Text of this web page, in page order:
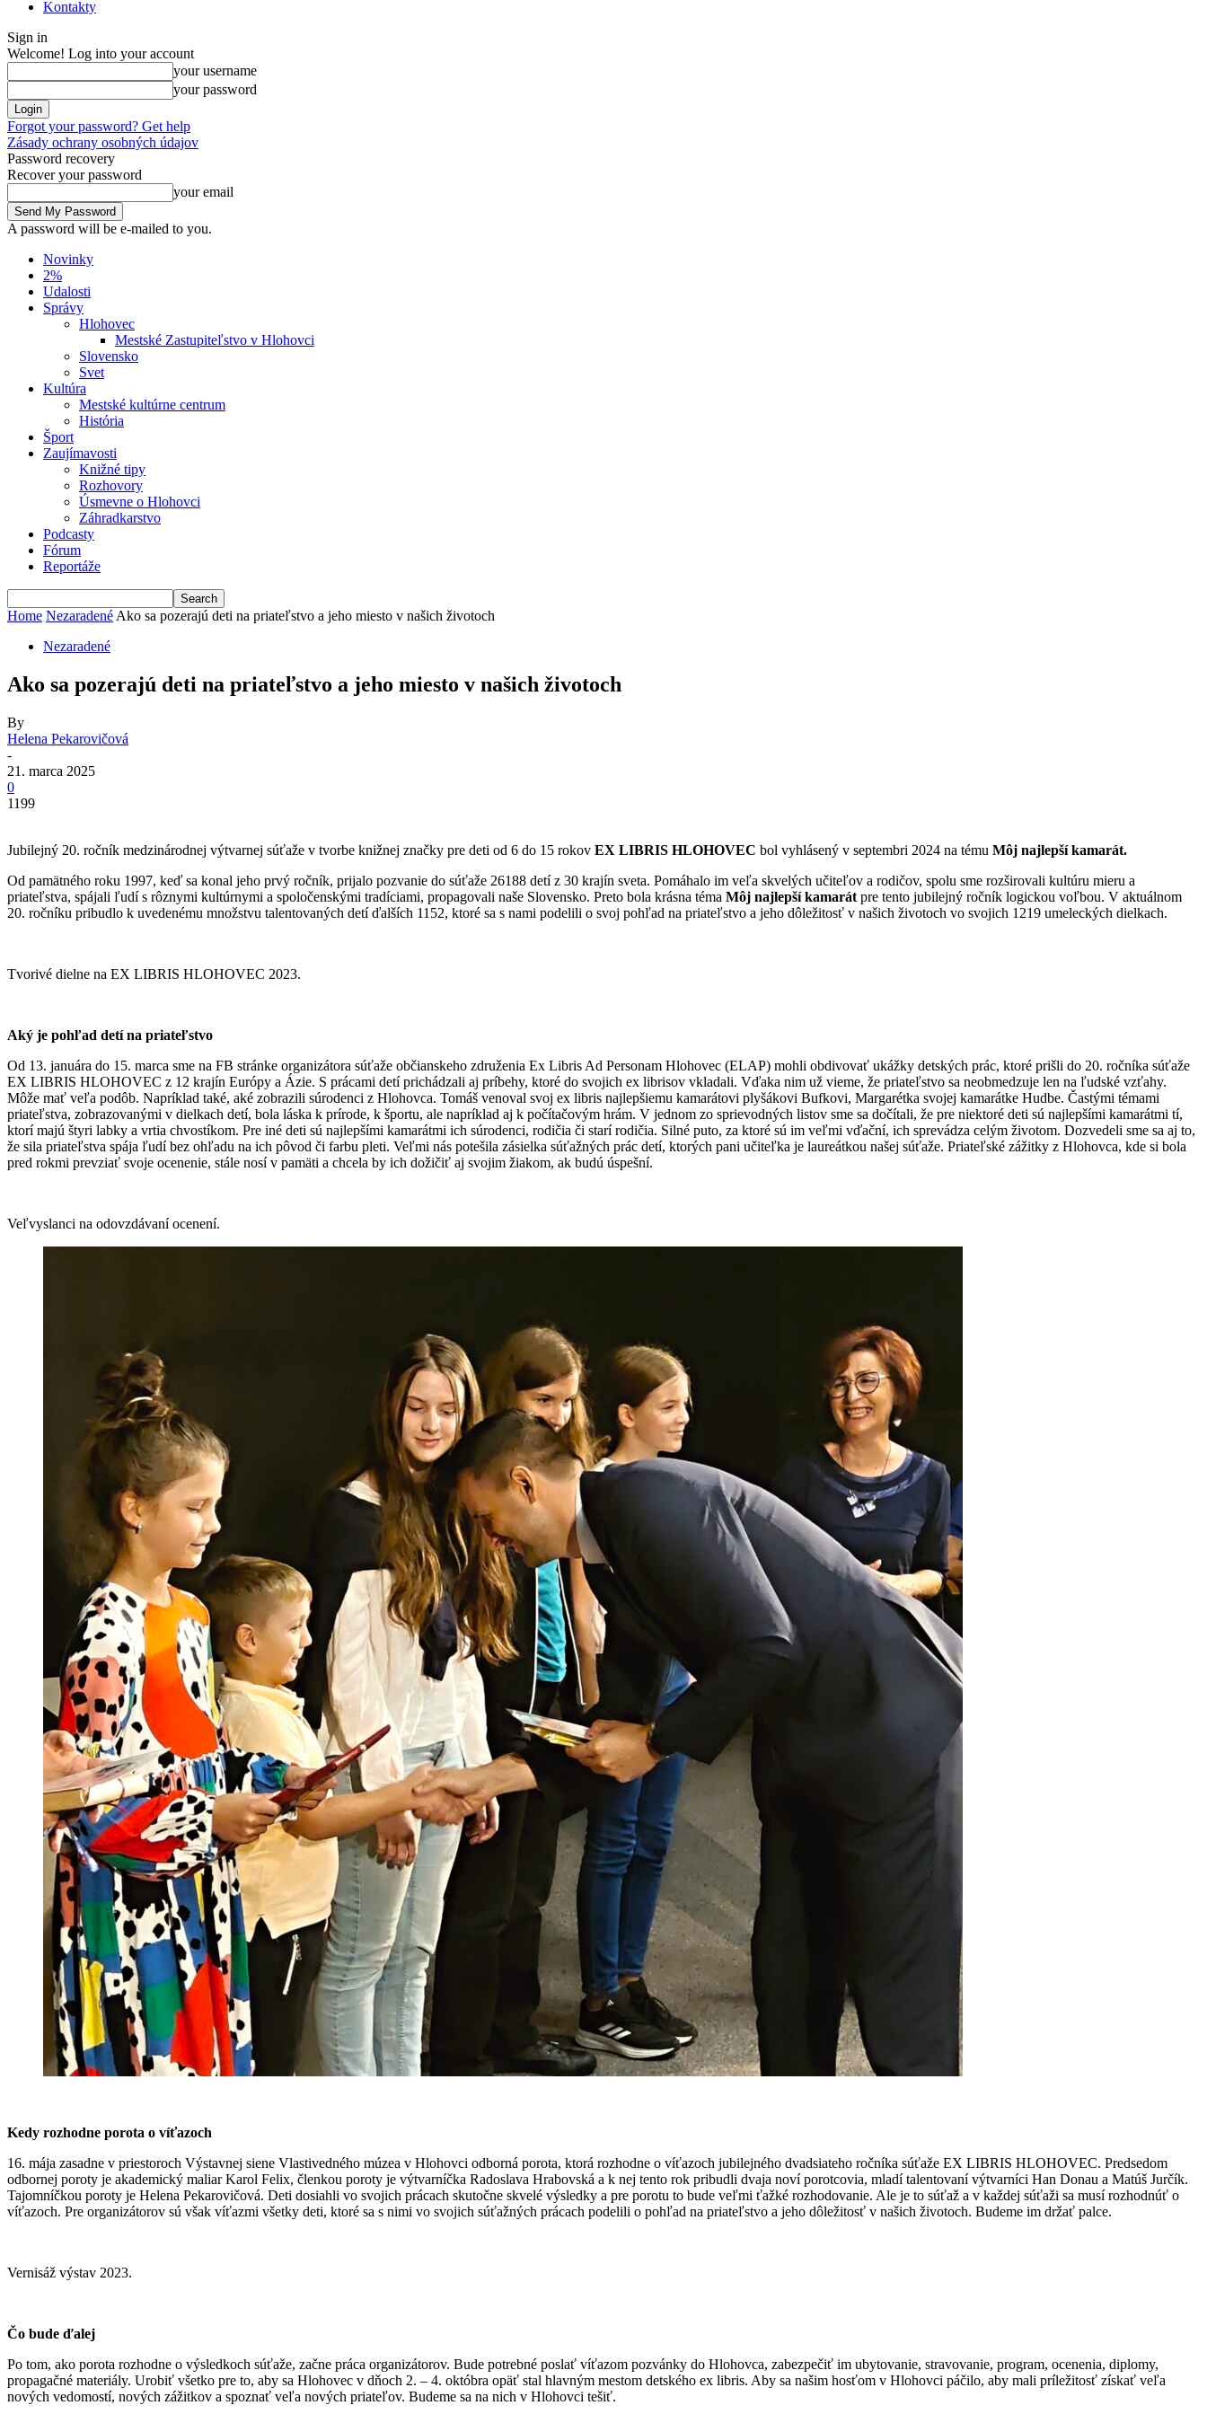
Kontakty
Sign in
Welcome! Log into your account
your username
your password
Forgot your password? Get help
Zásady ochrany osobných údajov
Password recovery
Recover your password
your email
A password will be e-mailed to you.
Novinky
2%
Udalosti
Správy
Hlohovec
Mestské Zastupiteľstvo v Hlohovci
Slovensko
Svet
Kultúra
Mestské kultúrne centrum
História
Šport
Zaujímavosti
Knižné tipy
Rozhovory
Úsmevne o Hlohovci
Záhradkarstvo
Podcasty
Fórum
Reportáže
Home Nezaradené Ako sa pozerajú deti na priateľstvo a jeho miesto v našich životoch
Nezaradené
Ako sa pozerajú deti na priateľstvo a jeho miesto v našich životoch
By
Helena Pekarovičová
-
21. marca 2025
0
1199
Jubilejný 20. ročník medzinárodnej výtvarnej súťaže v tvorbe knižnej značky pre deti od 6 do 15 rokov EX LIBRIS HLOHOVEC bol vyhlásený v septembri 2024 na tému Môj najlepší kamarát.
Od pamätného roku 1997, keď sa konal jeho prvý ročník, prijalo pozvanie do súťaže 26188 detí z 30 krajín sveta. Pomáhalo im veľa skvelých učiteľov a rodičov, spolu sme rozširovali kultúru mieru a
priateľstva, spájali ľudí s rôznymi kultúrnymi a spoločenskými tradíciami, propagovali naše Slovensko. Preto bola krásna téma Môj najlepší kamarát pre tento jubilejný ročník logickou voľbou. V aktuálnom
20. ročníku pribudlo k uvedenému množstvu talentovaných detí ďalších 1152, ktoré sa s nami podelili o svoj pohľad na priateľstvo a jeho dôležitosť v našich životoch vo svojich 1219 umeleckých dielkach.
Tvorivé dielne na EX LIBRIS HLOHOVEC 2023.
Aký je pohľad detí na priateľstvo
Od 13. januára do 15. marca sme na FB stránke organizátora súťaže občianskeho združenia Ex Libris Ad Personam Hlohovec (ELAP) mohli obdivovať ukážky detských prác, ktoré prišli do 20. ročníka súťaže
EX LIBRIS HLOHOVEC z 12 krajín Európy a Ázie. S prácami detí prichádzali aj príbehy, ktoré do svojich ex librisov vkladali. Vďaka nim už vieme, že priateľstvo sa neobmedzuje len na ľudské vzťahy.
Môže mať veľa podôb. Napríklad také, aké zobrazili súrodenci z Hlohovca. Tomáš venoval svoj ex libris najlepšiemu kamarátovi plyšákovi Bufkovi, Margarétka svojej kamarátke Hudbe. Častými témami
priateľstva, zobrazovanými v dielkach detí, bola láska k prírode, k športu, ale napríklad aj k počítačovým hrám. V jednom zo sprievodných listov sme sa dočítali, že pre niektoré deti sú najlepšími kamarátmi tí,
ktorí majú štyri labky a vrtia chvostíkom. Pre iné deti sú najlepšími kamarátmi ich súrodenci, rodičia či starí rodičia. Silné puto, za ktoré sú im veľmi vďační, ich sprevádza celým životom. Dozvedeli sme sa aj to,
že sila priateľstva spája ľudí bez ohľadu na ich pôvod či farbu pleti. Veľmi nás potešila zásielka súťažných prác detí, ktorých pani učiteľka je laureátkou našej súťaže. Priateľské zážitky z Hlohovca, kde si bola
pred rokmi prevziať svoje ocenenie, stále nosí v pamäti a chcela by ich dožičiť aj svojim žiakom, ak budú úspešní.
Veľvyslanci na odovzdávaní ocenení.
Kedy rozhodne porota o víťazoch
16. mája zasadne v priestoroch Výstavnej siene Vlastivedného múzea v Hlohovci odborná porota, ktorá rozhodne o víťazoch jubilejného dvadsiateho ročníka súťaže EX LIBRIS HLOHOVEC. Predsedom
odbornej poroty je akademický maliar Karol Felix, členkou poroty je výtvarníčka Radoslava Hrabovská a k nej tento rok pribudli dvaja noví porotcovia, mladí talentovaní výtvarníci Han Donau a Matúš Jurčík.
Tajomníčkou poroty je Helena Pekarovičová. Deti dosiahli vo svojich prácach skutočne skvelé výsledky a pre porotu to bude veľmi ťažké rozhodovanie. Ale je to súťaž a v každej súťaži sa musí rozhodnúť o
víťazoch. Pre organizátorov sú však víťazmi všetky deti, ktoré sa s nimi vo svojich súťažných prácach podelili o pohľad na priateľstvo a jeho dôležitosť v našich životoch. Budeme im držať palce.
Vernisáž výstav 2023.
Čo bude ďalej
Po tom, ako porota rozhodne o výsledkoch súťaže, začne práca organizátorov. Bude potrebné poslať víťazom pozvánky do Hlohovca, zabezpečiť im ubytovanie, stravovanie, program, ocenenia, diplomy,
propagačné materiály. Urobiť všetko pre to, aby sa Hlohovec v dňoch 2. – 4. októbra opäť stal hlavným mestom detského ex libris. Aby sa našim hosťom v Hlohovci páčilo, aby mali príležitosť získať veľa
nových vedomostí, nových zážitkov a spoznať veľa nových priateľov. Budeme sa na nich v Hlohovci tešiť.